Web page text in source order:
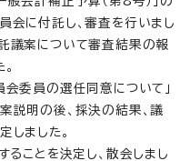
会に付託し、審査を行いまし
議案について審査結果の報
委員の選任同意について」
説明の後、採決の結果、議
しました。
ことを決定し、散会しまし